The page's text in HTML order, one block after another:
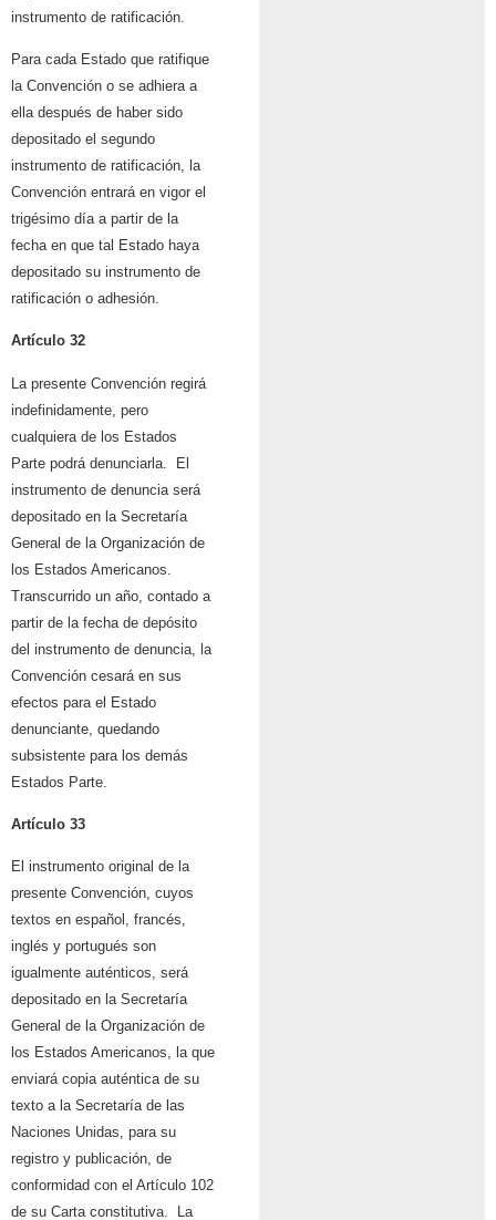
instrumento de ratificación.
Para cada Estado que ratifique
la Convención o se adhiera a
ella después de haber sido
depositado el segundo
instrumento de ratificación, la
Convención entrará en vigor el
trigésimo día a partir de la
fecha en que tal Estado haya
depositado su instrumento de
ratificación o adhesión.
Artículo 32
La presente Convención regirá
indefinidamente, pero
cualquiera de los Estados
Parte podrá denunciarla. El
instrumento de denuncia será
depositado en la Secretaría
General de la Organización de
los Estados Americanos.
Transcurrido un año, contado a
partir de la fecha de depósito
del instrumento de denuncia, la
Convención cesará en sus
efectos para el Estado
denunciante, quedando
subsistente para los demás
Estados Parte.
Artículo 33
El instrumento original de la
presente Convención, cuyos
textos en español, francés,
inglés y portugués son
igualmente auténticos, será
depositado en la Secretaría
General de la Organización de
los Estados Americanos, la que
enviará copia auténtica de su
texto a la Secretaría de las
Naciones Unidas, para su
registro y publicación, de
conformidad con el Artículo 102
de su Carta constitutiva. La